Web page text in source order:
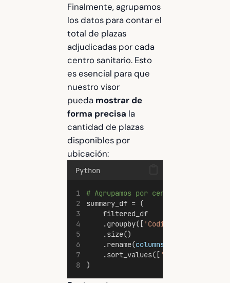
Finalmente, agrupamos
los datos para contar el
total de plazas
adjudicadas por cada
centro sanitario. Esto
es esencial para que
nuestro visor
pueda mostrar de
forma precisa la
cantidad de plazas
disponibles por
ubicación:
Python
# Agrupamos por centro,
summary_df = (
    filtered_df
    .groupby([
'Codi centre'
    .size()
    .rename(
columns
    .sort_values([
'Total plazas'
)